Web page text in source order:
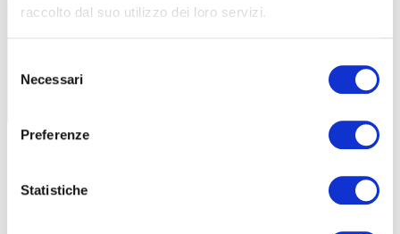
raccolto dal suo utilizzo dei loro servizi.
delNecessari
Preferenze
Statistiche